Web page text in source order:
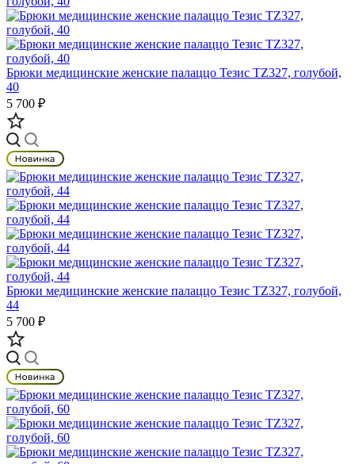
Брюки медицинские женские палаццо Тезис TZ327, голубой,
40
5 700 ₽
Брюки медицинские женские палаццо Тезис TZ327, голубой,
44
5 700 ₽